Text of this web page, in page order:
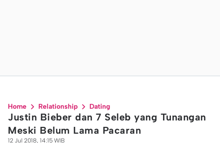
Home Relationship Dating
Justin Bieber dan 7 Seleb yang Tunangan
Meski Belum Lama Pacaran
12 Jul 2018, 14:15 WIB